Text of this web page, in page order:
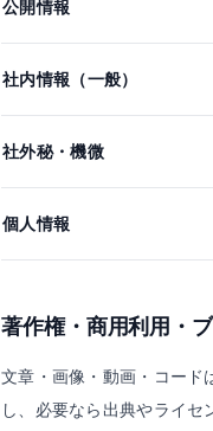
公開情報
社内情報（一般）
社外秘・機微
個人情報
著作権・商用利用・
文章・画像・動画・コード
し、必要なら出典やライセ